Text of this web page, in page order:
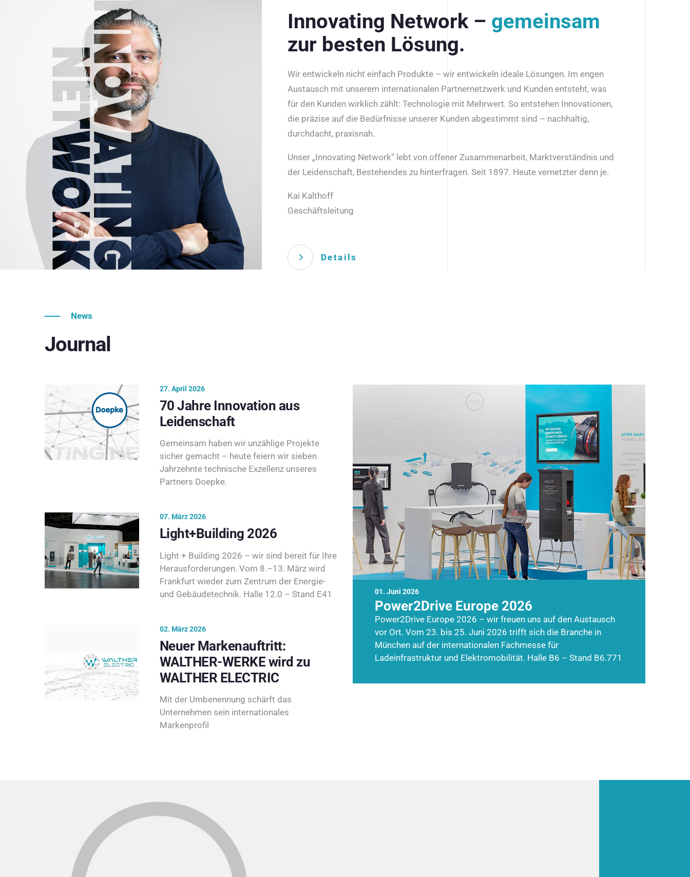
Innovating Network – gemeinsam
zur besten Lösung.
Wir entwickeln nicht einfach Produkte – wir entwickeln ideale Lösungen. Im engen
Austausch mit unserem internationalen Partnernetzwerk und Kunden entsteht, was
für den Kunden wirklich zählt: Technologie mit Mehrwert. So entstehen Innovationen,
die präzise auf die Bedürfnisse unserer Kunden abgestimmt sind – nachhaltig,
durchdacht, praxisnah.
Unser „Innovating Network“ lebt von offener Zusammenarbeit, Marktverständnis und
der Leidenschaft, Bestehendes zu hinterfragen. Seit 1897. Heute vernetzter denn je.
Kai Kalthoff
Geschäftsleitung
Details
News
Journal
01. Juni 2026
Power2Drive Europe 2026
Power2Drive Europe 2026 – wir freuen uns auf den Austausch
vor Ort. Vom 23. bis 25. Juni 2026 trifft sich die Branche in
München auf der internationalen Fachmesse für
Ladeinfrastruktur und Elektromobilität. Halle B6 – Stand B6.771
27. April 2026
70 Jahre Innovation aus
Leidenschaft
Gemeinsam haben wir unzählige Projekte
sicher gemacht – heute feiern wir sieben
Jahrzehnte technische Exzellenz unseres
Partners Doepke.
07. März 2026
Light+Building 2026
Light + Building 2026 – wir sind bereit für Ihre
Herausforderungen. Vom 8.–13. März wird
Frankfurt wieder zum Zentrum der Energie-
und Gebäudetechnik. Halle 12.0 – Stand E41
02. März 2026
Neuer Markenauftritt:
WALTHER-WERKE wird zu
WALTHER ELECTRIC
Mit der Umbenennung schärft das
Unternehmen sein internationales
Markenprofil